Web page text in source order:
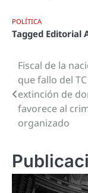
POLÍTICA
Tagged Editorial
de
entradas
Fiscal de la
que fallo del
extinción de
favorece al
organizado